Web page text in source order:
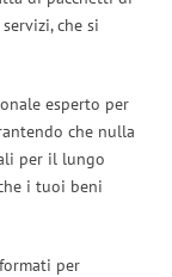
che si
esperto per
che nulla
per il lungo
i tuoi beni
per